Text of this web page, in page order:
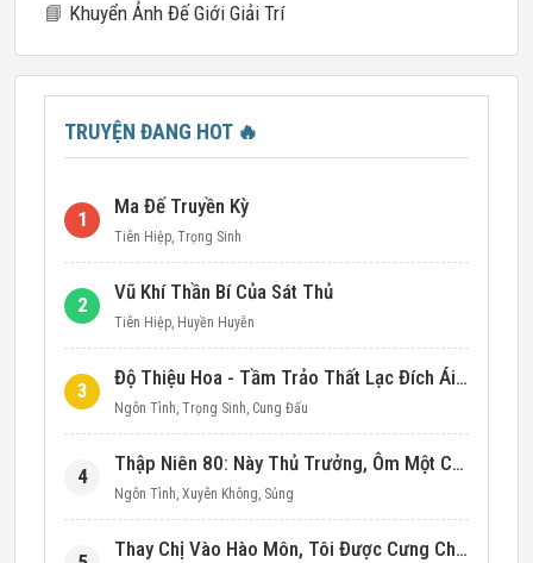
📘 Khuyển Ảnh Đế Giới Giải Trí
TRUYỆN ĐANG HOT 🔥
1
Ma Đế Truyền Kỳ
Tiên Hiệp, Trọng Sinh
2
Vũ Khí Thần Bí Của Sát Thủ
Tiên Hiệp, Huyền Huyễn
3
Độ Thiệu Hoa - Tầm Trảo Thất Lạc Đích Ái Tình
Ngôn Tình, Trọng Sinh, Cung Đấu
4
Thập Niên 80: Này Thủ Trưởng, Ôm Một Cái Đi!
Ngôn Tình, Xuyên Không, Sủng
Thay Chị Vào Hào Môn, Tôi Được Cưng Chiều Hết Mực (Thập Niên 90)